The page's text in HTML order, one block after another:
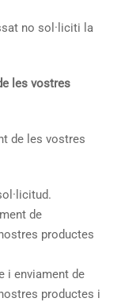
no sol·liciti la
les vostres
de les vostres
de
productes
i enviament de
productes i